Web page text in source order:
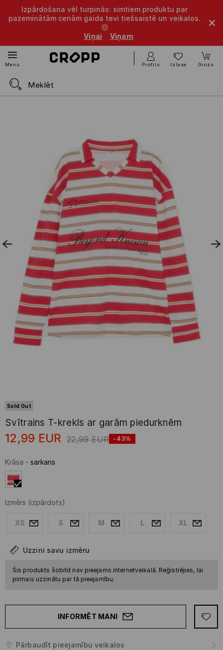
Izpārdošana vēl turpinās: simtiem produktu par
pazeminātām cenām gaida tevi tiešsaistē un veikalos.
🤑
Viņai
Viņam
Menu Profils Izlase Grozs
Sold Out
Svītrains T-krekls ar garām piedurknēm
12,99 EUR 22,99 EUR -43%
Krāsa - sarkans
Izmērs (izpārdots)
XS S M L XL
Uzzini savu izmēru
Šis produkts šobrīd nav pieejams internetveikalā. Reģistrējies, lai
pirmais uzzinātu par tā pieejamību.
INFORMĒT MANI
Pārbaudīt pieejamību veikalos